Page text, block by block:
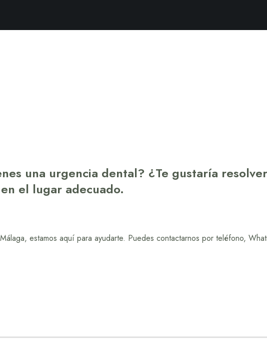
una urgencia dental? ¿Te gustaría
el lugar adecuado.
estamos aquí para ayudarte. Puedes contactarnos por teléfono,